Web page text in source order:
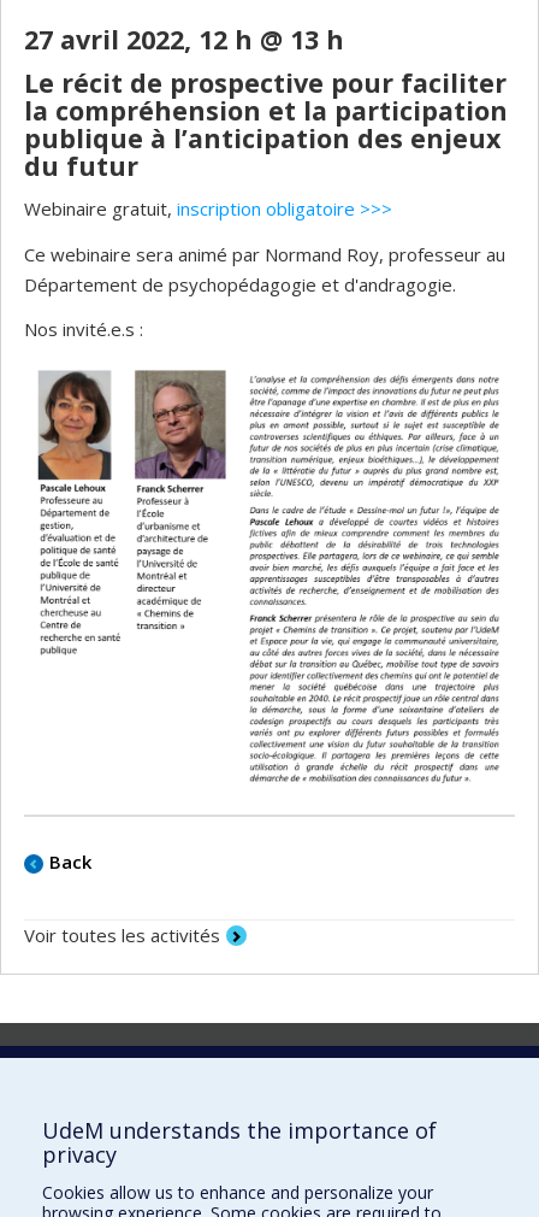
27 avril 2022, 12 h @ 13 h
Le récit de prospective pour faciliter
la compréhension et la participation
publique à l’anticipation des enjeux
du futur
Webinaire gratuit, inscription obligatoire >>>
Ce webinaire sera animé par Normand Roy, professeur au
Département de psychopédagogie et d'andragogie.
Nos invité.e.s :
Back
Voir toutes les activités
Laboratoire d'innovation
Vice-rectorat aux affaires étudiantes et aux études
UdeM understands the importance of
privacy
Cookies allow us to enhance and personalize your
browsing experience. Some cookies are required to